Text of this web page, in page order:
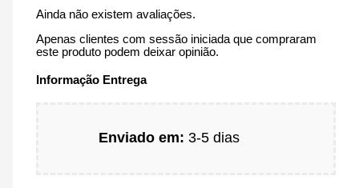
Ainda não existem avaliações.
Apenas clientes com sessão iniciada que compraram
este produto podem deixar opinião.
Informação Entrega
Enviado em: 3-5 dias